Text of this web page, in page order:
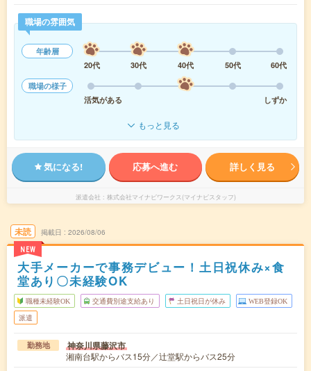
職場の雰囲気
年齢層
20代
30代 40代 50代
60代
職場の様子
活気がある
しずか
もっと見る
気になる! 応募へ進む 詳しく見る
派遣会社 株式会社マイナビワークス(マイナビスタッフ)
未読
NEW
掲載日 2026/08/06
大手メーカーで事務デビュー！土日祝休み×食
堂あり〇未経験OK
職種未経験OK 交通費別途支給あり 土日祝日が休み WEB登録OK
派遣
勤務地 神奈川県藤沢市
湘南台駅からバス15分／辻堂駅からバス25分